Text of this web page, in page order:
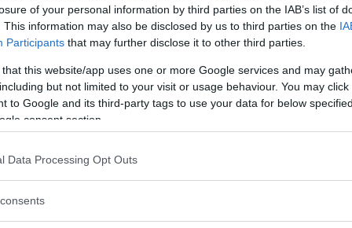
of your personal information by third parties on the IAB’s list of
This information may also be disclosed by us to third parties on the
Participants that may further disclose it to other third parties.
that this website/app uses one or more Google services and may
but not limited to your visit or usage behaviour. You may
to Google and its third-party tags to use your data for below
consent section.
Data Processing Opt Outs
av mjukvaran i deras bilar?